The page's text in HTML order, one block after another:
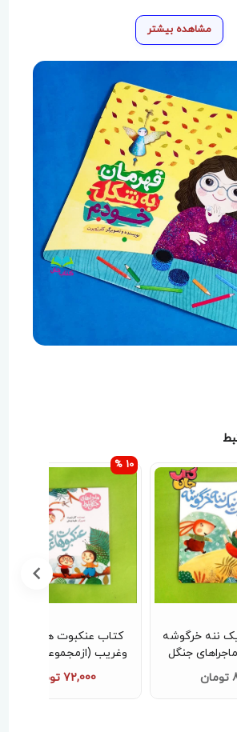
مشاهده بیشتر
ننه خرگوشه
جنگل
بلوط)
کتاب عنکبوت های عجیب
وغریب (ازمجموعه
جنگل بلوط)
72,000 تومان
10 %